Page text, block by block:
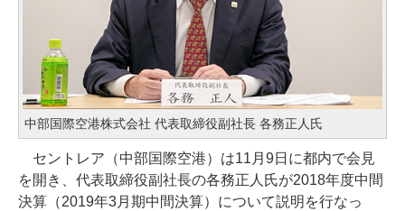
中部国際空港株式会社 代表取締役副社長 各務正人氏
セントレア（中部国際空港）は11月9日に都内で会見
を開き、代表取締役副社長の各務正人氏が2018年度中間
決算（2019年3月期中間決算）について説明を行なっ